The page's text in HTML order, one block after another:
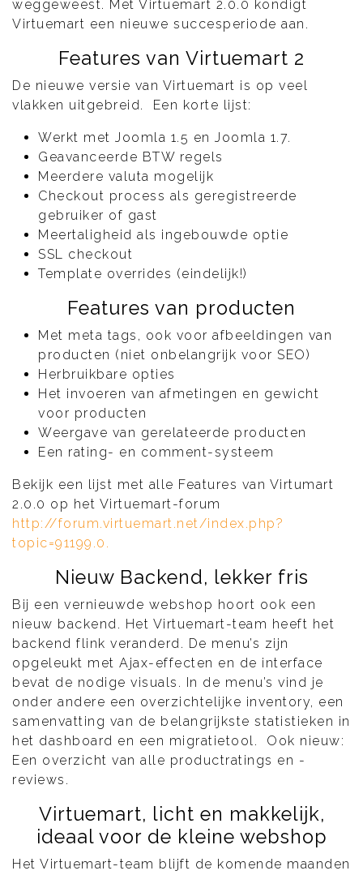
weggeweest. Met Virtuemart 2.0.0 kondigt
Virtuemart een nieuwe succesperiode aan.
Features van Virtuemart 2
De nieuwe versie van Virtuemart is op veel
vlakken uitgebreid. Een korte lijst:
Werkt met Joomla 1.5 en Joomla 1.7.
Geavanceerde BTW regels
Meerdere valuta mogelijk
Checkout process als geregistreerde
gebruiker of gast
Meertaligheid als ingebouwde optie
SSL checkout
Template overrides (eindelijk!)
Features van producten
Met meta tags, ook voor afbeeldingen van
producten (niet onbelangrijk voor SEO)
Herbruikbare opties
Het invoeren van afmetingen en gewicht
voor producten
Weergave van gerelateerde producten
Een rating- en comment-systeem
Bekijk een lijst met alle Features van Virtumart
2.0.0 op het Virtuemart-forum
http://forum.virtuemart.net/index.php?
topic=91199.0.
Nieuw Backend, lekker fris
Bij een vernieuwde webshop hoort ook een
nieuw backend. Het Virtuemart-team heeft het
backend flink veranderd. De menu’s zijn
opgeleukt met Ajax-effecten en de interface
bevat de nodige visuals. In de menu’s vind je
onder andere een overzichtelijke inventory, een
samenvatting van de belangrijkste statistieken in
het dashboard en een migratietool. Ook nieuw:
Een overzicht van alle productratings en -
reviews.
Virtuemart, licht en makkelijk,
ideaal voor de kleine webshop
Het Virtuemart-team blijft de komende maanden